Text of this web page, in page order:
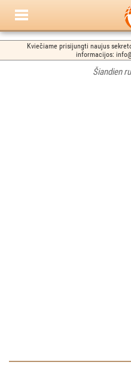
Kviečiame prisijungti naujus
informacijos:
Šiandien